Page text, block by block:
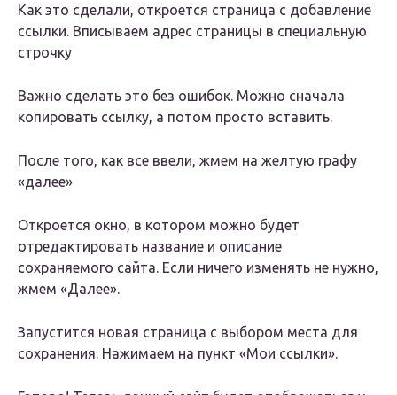
Как это сделали, откроется страница с добавление
ссылки. Вписываем адрес страницы в специальную
строчку
Важно сделать это без ошибок. Можно сначала
копировать ссылку, а потом просто вставить.
После того, как все ввели, жмем на желтую графу
«далее»
Откроется окно, в котором можно будет
отредактировать название и описание
сохраняемого сайта. Если ничего изменять не нужно,
жмем «Далее».
Запустится новая страница с выбором места для
сохранения. Нажимаем на пункт «Мои ссылки».